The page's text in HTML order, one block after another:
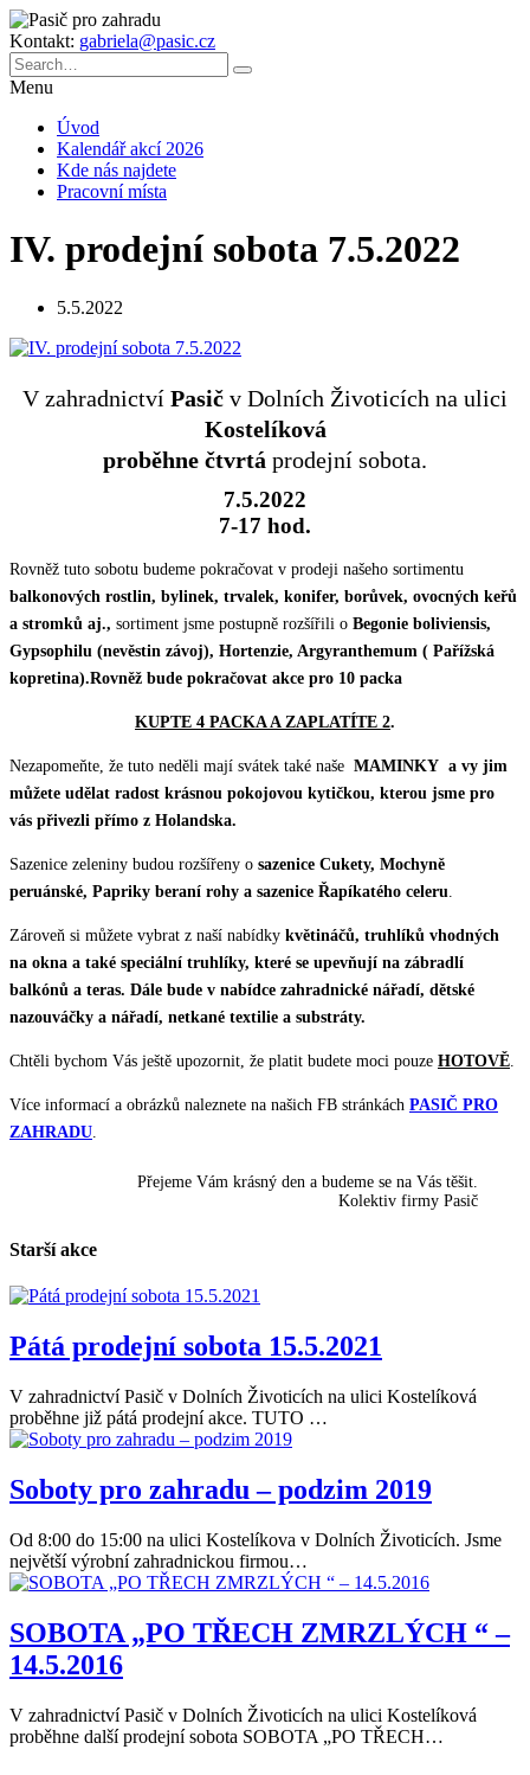
Kontakt: gabriela@pasic.cz
Menu
Úvod
Kalendář akcí 2026
Kde nás najdete
Pracovní místa
IV. prodejní sobota 7.5.2022
5.5.2022
V zahradnictví Pasič v Dolních Životicích na ulici
Kostelíková
proběhne čtvrtá prodejní sobota.
7.5.2022
7-17 hod.
Rovněž tuto sobotu budeme pokračovat v prodeji našeho sortimentu
balkonových rostlin, bylinek, trvalek, konifer, borůvek, ovocných keřů
a stromků aj., sortiment jsme postupně rozšířili o Begonie boliviensis,
Gypsophilu (nevěstin závoj), Hortenzie, Argyranthemum ( Pařížská
kopretina).Rovněž bude pokračovat akce pro 10 packa
KUPTE 4 PACKA A ZAPLATÍTE 2.
Nezapomeňte, že tuto neděli mají svátek také naše MAMINKY a vy jim
můžete udělat radost krásnou pokojovou kytičkou, kterou jsme pro
vás přivezli přímo z Holandska.
Sazenice zeleniny budou rozšířeny o sazenice Cukety, Mochyně
peruánské, Papriky beraní rohy a sazenice Řapíkatého celeru
Zároveň si můžete vybrat z naší nabídky květináčů, truhlíků vhodných
na okna a také speciální truhlíky, které se upevňují na zábradlí
balkónů a teras. Dále bude v nabídce zahradnické nářadí, dětské
nazouváčky a nářadí, netkané textilie a substráty.
Chtěli bychom Vás ještě upozornit, že platit budete moci pouze HOTOVĚ
Více informací a obrázků naleznete na našich FB stránkách PASIČ PRO
ZAHRADU
Přejeme Vám krásný den a budeme se na Vás těšit.
Kolektiv firmy Pasič
Starší akce
Pátá prodejní sobota 15.5.2021
V zahradnictví Pasič v Dolních Životicích na ulici Kostelíková
proběhne již pátá prodejní akce. TUTO …
Soboty pro zahradu – podzim 2019
Od 8:00 do 15:00 na ulici Kostelíkova v Dolních Životicích. Jsme
největší výrobní zahradnickou firmou…
SOBOTA „PO TŘECH ZMRZLÝCH “ –
14.5.2016
V zahradnictví Pasič v Dolních Životicích na ulici Kostelíková
proběhne další prodejní sobota SOBOTA „PO TŘECH…